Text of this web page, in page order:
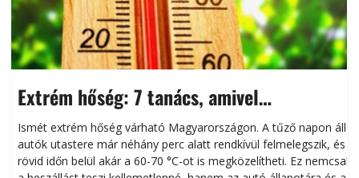
Extrém hőség: 7 tanács, amivel
megóvhatjuk autónkat a nyári károktól
Ismét extrém hőség várható Magyarországon. A tűző napon álló
autók utastere már néhány perc alatt rendkívül felmelegszik, és
rövid időn belül akár a 60-70 °C-ot is megközelítheti. Ez nemcsak